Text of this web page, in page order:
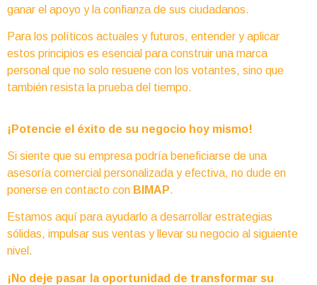
ganar el apoyo y la confianza de sus ciudadanos.
Para los políticos actuales y futuros, entender y aplicar
estos principios es esencial para construir una marca
personal que no solo resuene con los votantes, sino que
también resista la prueba del tiempo.
¡Potencie el éxito de su negocio hoy mismo!
Si siente que su empresa podría beneficiarse de una
asesoría comercial personalizada y efectiva, no dude en
ponerse en contacto con BIMAP.
Estamos aquí para ayudarlo a desarrollar estrategias
sólidas, impulsar sus ventas y llevar su negocio al siguiente
nivel.
¡No deje pasar la oportunidad de transformar su